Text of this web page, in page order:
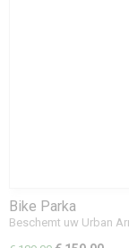
Bike Parka
Beschemt uw Urban